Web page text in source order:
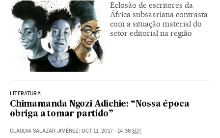
Eclosão de escritores da
África subsaariana contrasta
com a situação material do
setor editorial na região
LITERATURA
Chimamanda Ngozi Adichie: “Nossa época
obriga a tomar partido”
CLAUDIA SALAZAR JIMÉNEZ | OCT 11, 2017 - 14:36 EDT